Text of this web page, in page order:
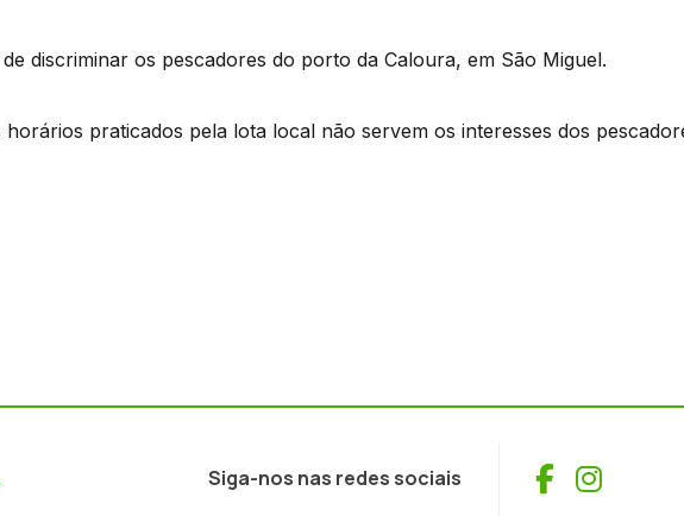
discriminar os pescadores do porto da Caloura, em São Miguel.
horários praticados pela lota local não servem os interesses dos
Siga-nos nas redes sociais Facebook